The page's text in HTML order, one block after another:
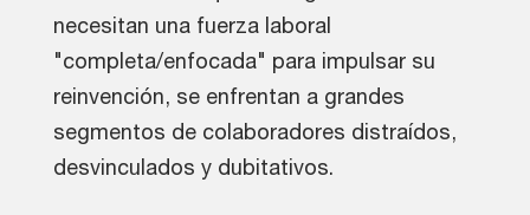
necesitan una fuerza laboral
"completa/enfocada" para impulsar su
reinvención, se enfrentan a grandes
segmentos de colaboradores distraídos,
desvinculados y dubitativos.